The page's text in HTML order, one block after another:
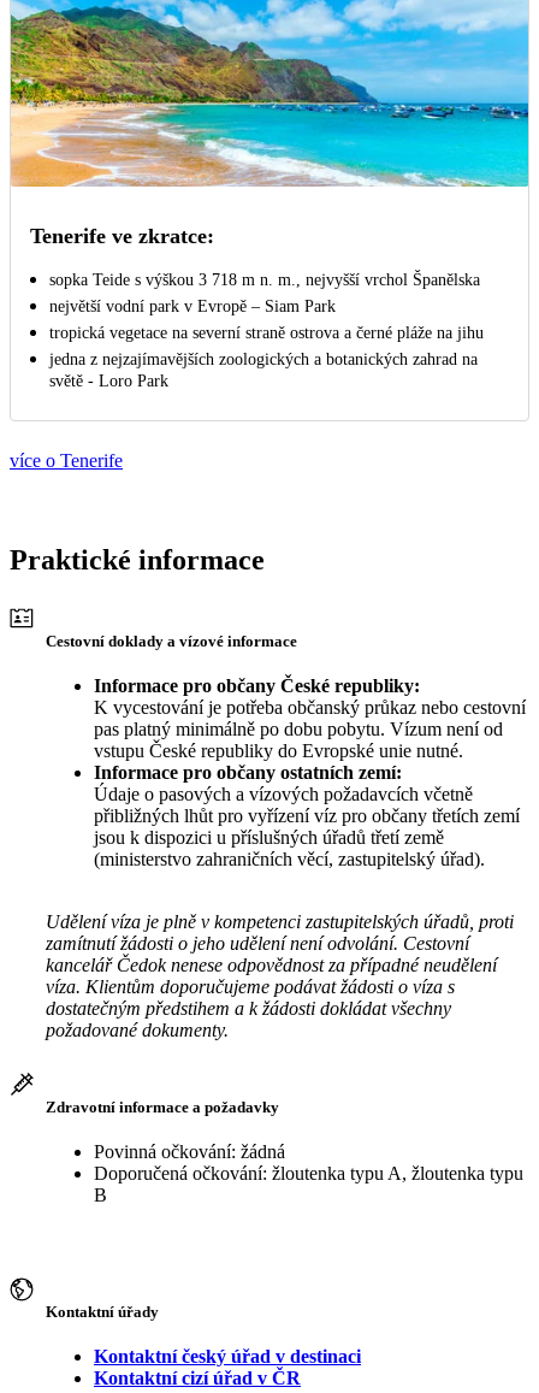
Tenerife ve zkratce:
sopka Teide s výškou 3 718 m n. m., nejvyšší vrchol Španělska
největší vodní park v Evropě – Siam Park
tropická vegetace na severní straně ostrova a černé pláže na jihu
jedna z nejzajímavějších zoologických a botanických zahrad na
světě - Loro Park
více o Tenerife
Praktické informace
Cestovní doklady a vízové informace
Informace pro občany České republiky:
K vycestování je potřeba občanský průkaz nebo cestovní
pas platný minimálně po dobu pobytu. Vízum není od
vstupu České republiky do Evropské unie nutné.
Informace pro občany ostatních zemí:
Údaje o pasových a vízových požadavcích včetně
přibližných lhůt pro vyřízení víz pro občany třetích zemí
jsou k dispozici u příslušných úřadů třetí země
(ministerstvo zahraničních věcí, zastupitelský úřad).
Udělení víza je plně v kompetenci zastupitelských úřadů, proti
zamítnutí žádosti o jeho udělení není odvolání. Cestovní
kancelář Čedok nenese odpovědnost za případné neudělení
víza. Klientům doporučujeme podávat žádosti o víza s
dostatečným předstihem a k žádosti dokládat všechny
požadované dokumenty.
Zdravotní informace a požadavky
Povinná očkování: žádná
Doporučená očkování: žloutenka typu A, žloutenka typu
B
Kontaktní úřady
Kontaktní český úřad v destinaci
Kontaktní cizí úřad v ČR